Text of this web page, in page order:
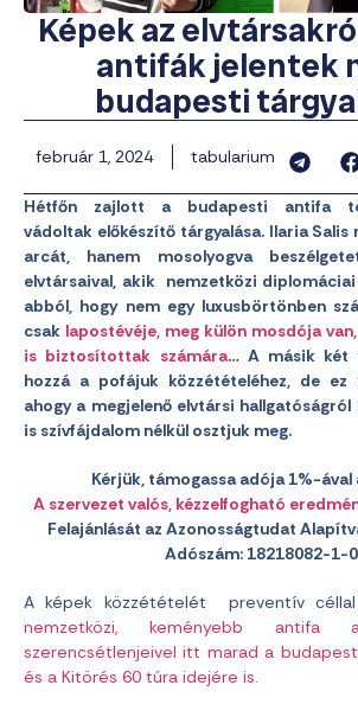
Képek az
antifák jelentek
budapesti
február 1, 2024 tabularium
Hétfőn zajlott a budapesti antifa
vádoltak előkészítő tárgyalása. Ilaria Salis
arcát, hanem mosolyogva
elvtársaival, akik nemzetközi
abból, hogy nem egy luxusbörtönben
csak lapostévéje, meg külön mosdója
is biztosítottak számára… A másik két
hozzá a pofájuk közzétételéhez, de
ahogy a megjelenő elvtársi
is szívfájdalom nélkül osztjuk meg.
Kérjük, támogassa adója 1%-ával
A szervezet valós, kézzelfogható
Felajánlását az Azonosságtudat
Adószám: 18218082-1-
A képek közzétételét preventív
nemzetközi, keményebb antifa a
szerencsétlenjeivel itt marad a
és a Kitörés 60 túra idejére is.